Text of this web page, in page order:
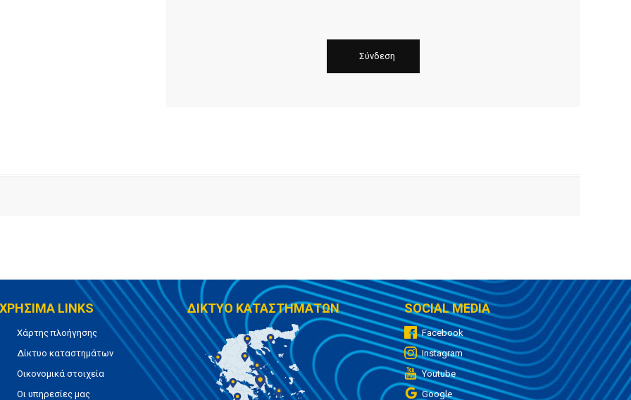
ΧΡΗΣΙΜΑ LINKS
Χάρτης πλοήγησης
Δίκτυο καταστημάτων
Οικονομικά στοιχεία
Οι υπηρεσίες μας
ΔΙΚΤΥΟ ΚΑΤΑΣΤΗΜΑΤΩΝ SOCIAL MEDIA
Facebook
Instagram
Youtube
Google